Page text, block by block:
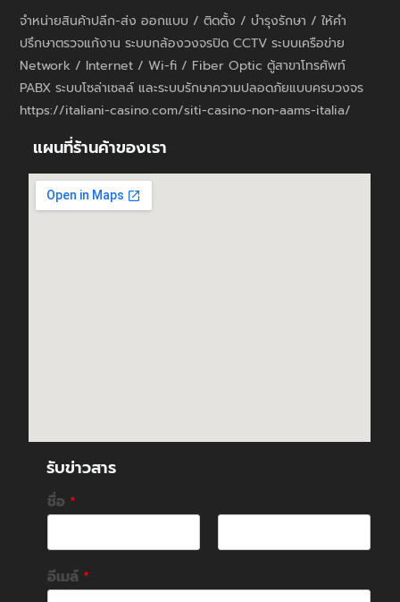
จำหน่ายสินค้าปลีก-ส่ง ออกแบบ / ติดตั้ง / บำรุงรักษา / ให้คำ
ปรึกษาตรวจแก้งาน ระบบกล้องวงจรปิด CCTV ระบบเครือข่าย
Network / Internet / Wi-fi / Fiber Optic ตู้สาขาโทรศัพท์
PABX ระบบโซล่าเซลล์ และระบบรักษาความปลอดภัยแบบครบวงจร
https://italiani-casino.com/siti-casino-non-aams-italia/
แผนที่ร้านค้าของเรา
รับข่าวสาร
ชื่อ *
F
i
r
L
อีเมล์ *